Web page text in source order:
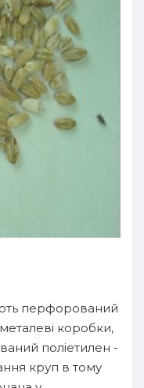
перфорований
коробки,
поліетилен -
круп в тому